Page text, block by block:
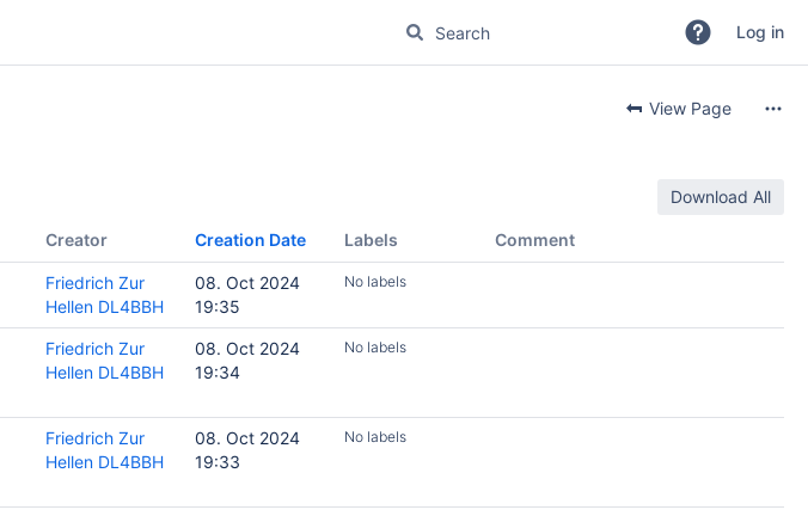
Log in
View Page
Download All
Creator Creation Date Labels Comment
Friedrich Zur
Hellen DL4BBH
08. Oct 2024
19:35
No labels
Friedrich Zur
Hellen DL4BBH
08. Oct 2024
19:34
No labels
Friedrich Zur
Hellen DL4BBH
08. Oct 2024
19:33
No labels